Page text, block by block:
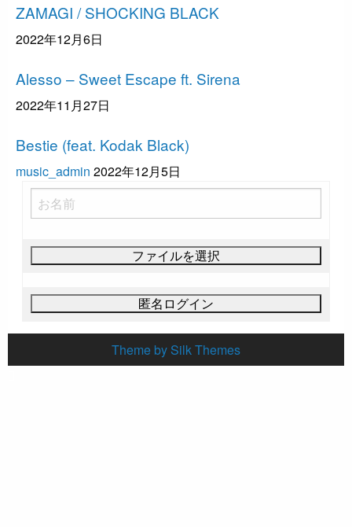
ZAMAGI / SHOCKING BLACK
2022年12月6日
Alesso – Sweet Escape ft. Sirena
2022年11月27日
Bestie (feat. Kodak Black)
music_admin 2022年12月5日
Theme by Silk Themes